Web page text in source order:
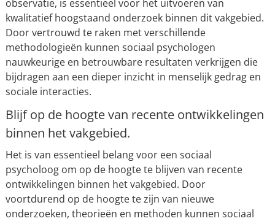
observatie, is essentieel voor het uitvoeren van
kwalitatief hoogstaand onderzoek binnen dit vakgebied.
Door vertrouwd te raken met verschillende
methodologieën kunnen sociaal psychologen
nauwkeurige en betrouwbare resultaten verkrijgen die
bijdragen aan een dieper inzicht in menselijk gedrag en
sociale interacties.
Blijf op de hoogte van recente ontwikkelingen
binnen het vakgebied.
Het is van essentieel belang voor een sociaal
psycholoog om op de hoogte te blijven van recente
ontwikkelingen binnen het vakgebied. Door
voortdurend op de hoogte te zijn van nieuwe
onderzoeken, theorieën en methoden kunnen sociaal